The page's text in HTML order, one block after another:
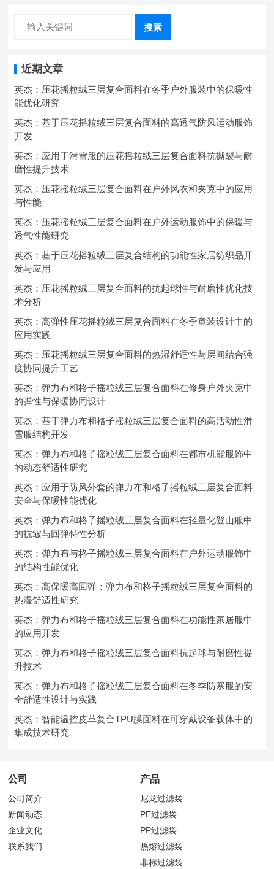
搜索
近期文章
英杰：压花摇粒绒三层复合面料在冬季户外服装中的保暖性
能优化研究
英杰：基于压花摇粒绒三层复合面料的高透气防风运动服饰
开发
英杰：应用于滑雪服的压花摇粒绒三层复合面料抗撕裂与耐
磨性提升技术
英杰：压花摇粒绒三层复合面料在户外风衣和夹克中的应用
与性能
英杰：压花摇粒绒三层复合面料在户外运动服饰中的保暖与
透气性能研究
英杰：基于压花摇粒绒三层复合结构的功能性家居纺织品开
发与应用
英杰：压花摇粒绒三层复合面料的抗起球性与耐磨性优化技
术分析
英杰：高弹性压花摇粒绒三层复合面料在冬季童装设计中的
应用实践
英杰：压花摇粒绒三层复合面料的热湿舒适性与层间结合强
度协同提升工艺
英杰：弹力布和格子摇粒绒三层复合面料在修身户外夹克中
的弹性与保暖协同设计
英杰：基于弹力布和格子摇粒绒三层复合面料的高活动性滑
雪服结构开发
英杰：弹力布和格子摇粒绒三层复合面料在都市机能服饰中
的动态舒适性研究
英杰：应用于防风外套的弹力布和格子摇粒绒三层复合面料
安全与保暖性能优化
英杰：弹力布和格子摇粒绒三层复合面料在轻量化登山服中
的抗皱与回弹特性分析
英杰：弹力布与格子摇粒绒三层复合面料在户外运动服饰中
的结构性能优化
英杰：高保暖高回弹：弹力布和格子摇粒绒三层复合面料的
热湿舒适性研究
英杰：弹力布和格子摇粒绒三层复合面料在功能性家居服中
的应用开发
英杰：弹力布和格子摇粒绒三层复合面料抗起球与耐磨性提
升技术
英杰：弹力布和格子摇粒绒三层复合面料在冬季防寒服的安
全舒适性设计与实践
英杰：智能温控皮革复合TPU膜面料在可穿戴设备载体中的
集成技术研究
公司
公司简介
新闻动态
企业文化
联系我们
产品
尼龙过滤袋
PE过滤袋
PP过滤袋
热熔过滤袋
非标过滤袋